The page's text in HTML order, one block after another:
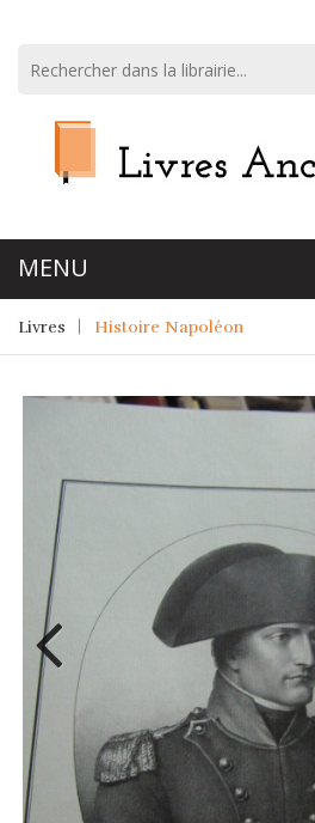
Livres Histoire Napoléon